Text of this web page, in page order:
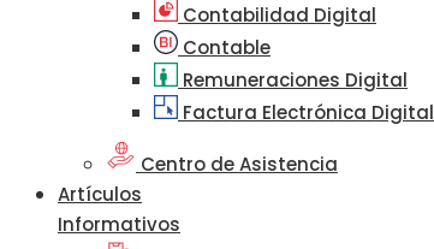
Contabilidad Digital
Contable
Remuneraciones Digital
Factura Electrónica Digital
Centro de Asistencia
Artículos
Informativos